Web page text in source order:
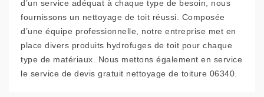
d’un service adéquat à chaque type de besoin, nous
fournissons un nettoyage de toit réussi. Composée
d’une équipe professionnelle, notre entreprise met en
place divers produits hydrofuges de toit pour chaque
type de matériaux. Nous mettons également en service
le service de devis gratuit nettoyage de toiture 06340.